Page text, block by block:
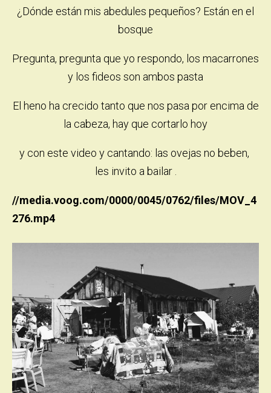
¿Dónde están mis abedules pequeños? Están en el
bosque
Pregunta, pregunta que yo respondo, los macarrones
y los fideos son ambos pasta
El heno ha crecido tanto que nos pasa por encima de
la cabeza, hay que cortarlo hoy
y con este video y cantando: las ovejas no beben,
les invito a bailar .
//media.voog.com/0000/0045/0762/files/MOV_4
276.mp4